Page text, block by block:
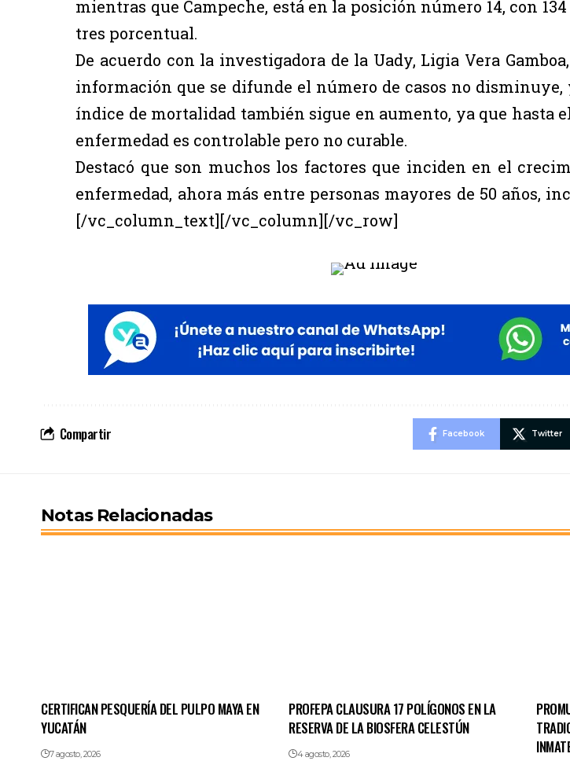
mientras que Campeche, está en la posición número 14, con
tres porcentual.
De acuerdo con la investigadora de la Uady, Ligia Vera
información que se difunde el número de casos no disminuye,
índice de mortalidad también sigue en aumento, ya que hasta
enfermedad es controlable pero no curable.
Destacó que son muchos los factores que inciden en el
enfermedad, ahora más entre personas mayores de 50 años,
[/vc_column_text][/vc_column][/vc_row]
Compartir Facebook Twitter
Notas Relacionadas
CERTIFICAN PESQUERÍA DEL PULPO MAYA EN
YUCATÁN
7 agosto, 2026
PROFEPA CLAUSURA 17 POLÍGONOS EN LA
RESERVA DE LA BIOSFERA CELESTÚN
4 agosto, 2026